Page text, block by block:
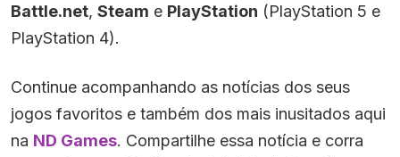
Battle.net, Steam e PlayStation (PlayStation 5 e
PlayStation 4).
Continue acompanhando as notícias dos seus
jogos favoritos e também dos mais inusitados aqui
na ND Games. Compartilhe essa notícia e corra